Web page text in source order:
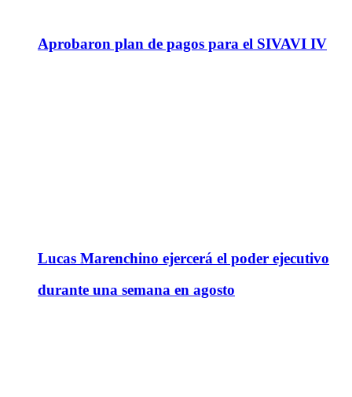
Aprobaron plan de pagos para el SIVAVI IV
Lucas Marenchino ejercerá el poder ejecutivo
durante una semana en agosto